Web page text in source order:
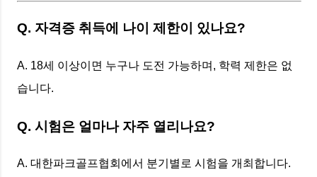
Q. 자격증 취득에 나이 제한이 있나요?
A. 18세 이상이면 누구나 도전 가능하며, 학력 제한은 없
습니다.
Q. 시험은 얼마나 자주 열리나요?
A. 대한파크골프협회에서 분기별로 시험을 개최합니다.